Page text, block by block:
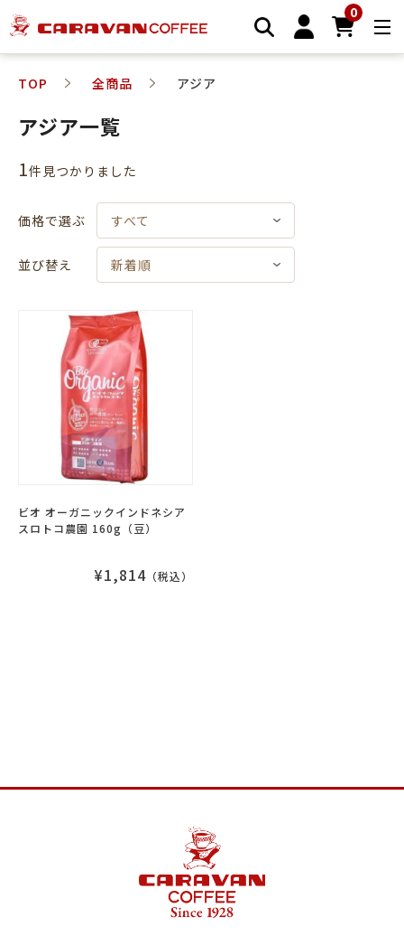
0
TOP 全商品 アジア
アジア一覧
1件⾒つかりました
価格で選ぶ すべて
並び替え 新着順
ビオ オーガニックインドネシア
スロトコ農園 160g（豆）
¥1,814 （税込）